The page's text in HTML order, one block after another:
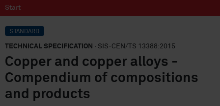
Start
STANDARD
TECHNICAL SPECIFICATION · SIS-CEN/TS 13388:2015
Copper and copper alloys -
Compendium of compositions
and products